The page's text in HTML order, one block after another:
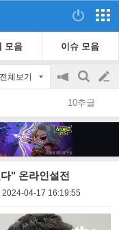
모음 이슈 모음
전체보기
공
지
on/off
검
색
글
쓰
10추글
" 온라인설전
2024-04-17 16:19:55